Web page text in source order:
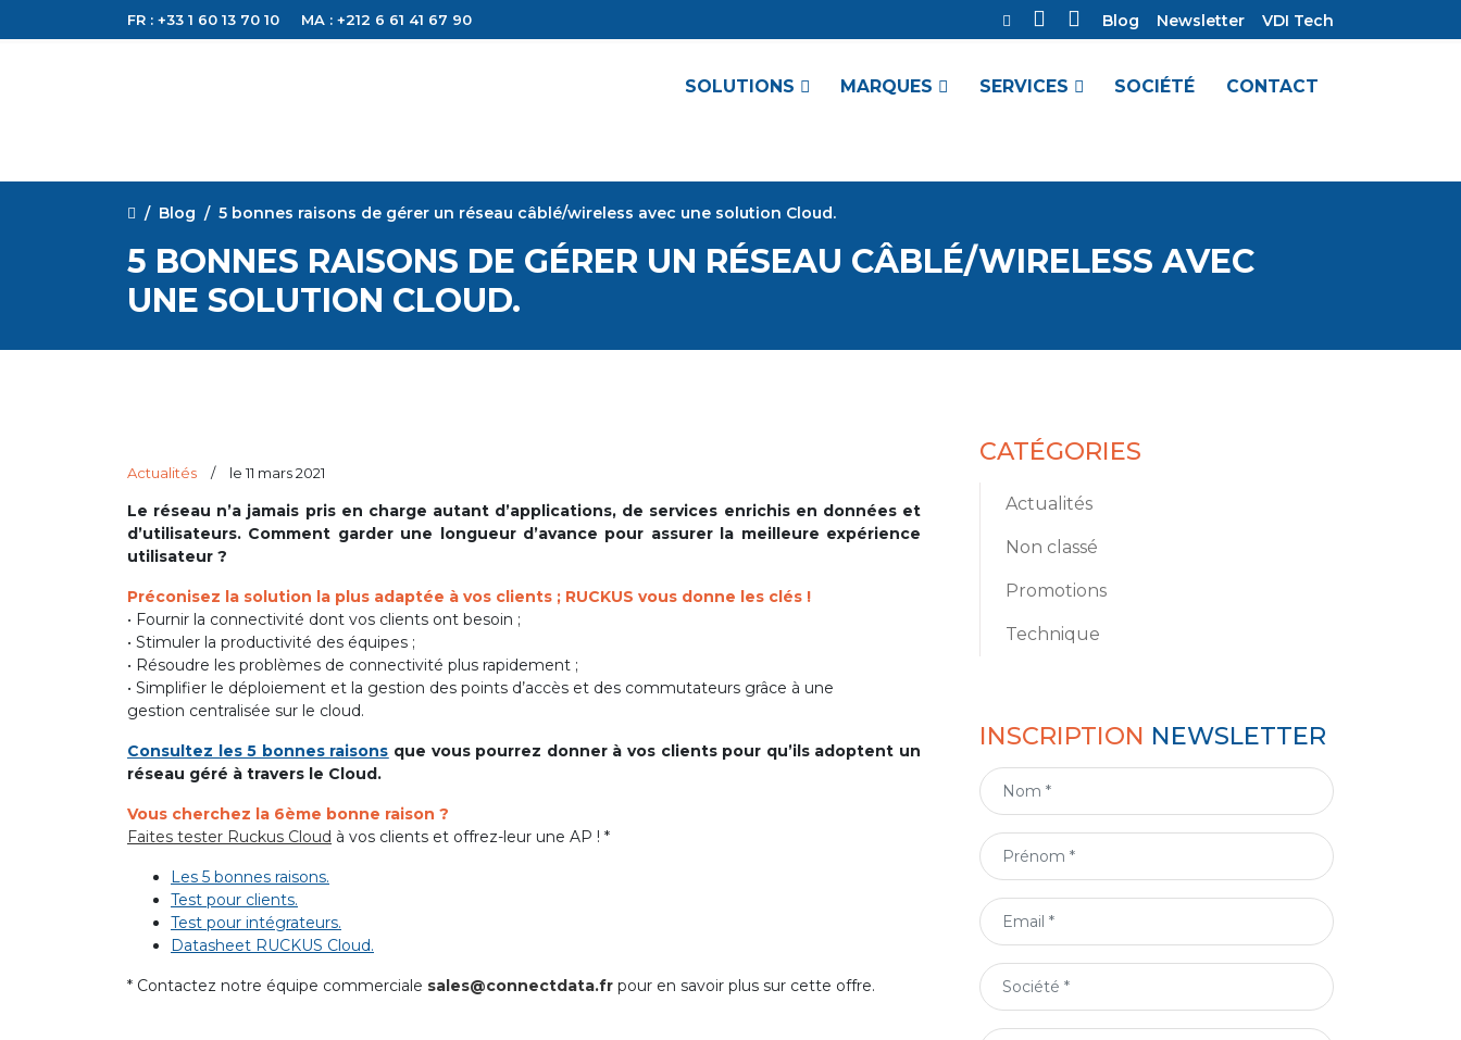
FR : +33 1 60 13 70 10 MA : +212 6 61 41 67 90 Blog Newsletter VDI Tech
SOLUTIONS MARQUES SERVICES SOCIÉTÉ CONTACT
Blog 5 bonnes raisons de gérer un réseau câblé/wireless avec une solution Cloud.
5 BONNES RAISONS DE GÉRER UN RÉSEAU CÂBLÉ/WIRELESS AVEC
UNE SOLUTION CLOUD.
Actualités / le 11 mars 2021
Le réseau n’a jamais pris en charge autant d’applications, de services enrichis en données et
d’utilisateurs. Comment garder une longueur d’avance pour assurer la meilleure expérience
utilisateur ?
Préconisez la solution la plus adaptée à vos clients ; RUCKUS vous donne les clés !
• Fournir la connectivité dont vos clients ont besoin ;
• Stimuler la productivité des équipes ;
• Résoudre les problèmes de connectivité plus rapidement ;
• Simplifier le déploiement et la gestion des points d’accès et des commutateurs grâce à une
gestion centralisée sur le cloud.
Consultez les 5 bonnes raisons que vous pourrez donner à vos clients pour qu’ils adoptent un
réseau géré à travers le Cloud.
Vous cherchez la 6ème bonne raison ?
Faites tester Ruckus Cloud à vos clients et offrez-leur une AP ! *
Les 5 bonnes raisons.
Test pour clients.
Test pour intégrateurs.
Datasheet RUCKUS Cloud.
* Contactez notre équipe commerciale sales@connectdata.fr pour en savoir plus sur cette offre.
CATÉGORIES
Actualités
Non classé
Promotions
Technique
INSCRIPTION NEWSLETTER